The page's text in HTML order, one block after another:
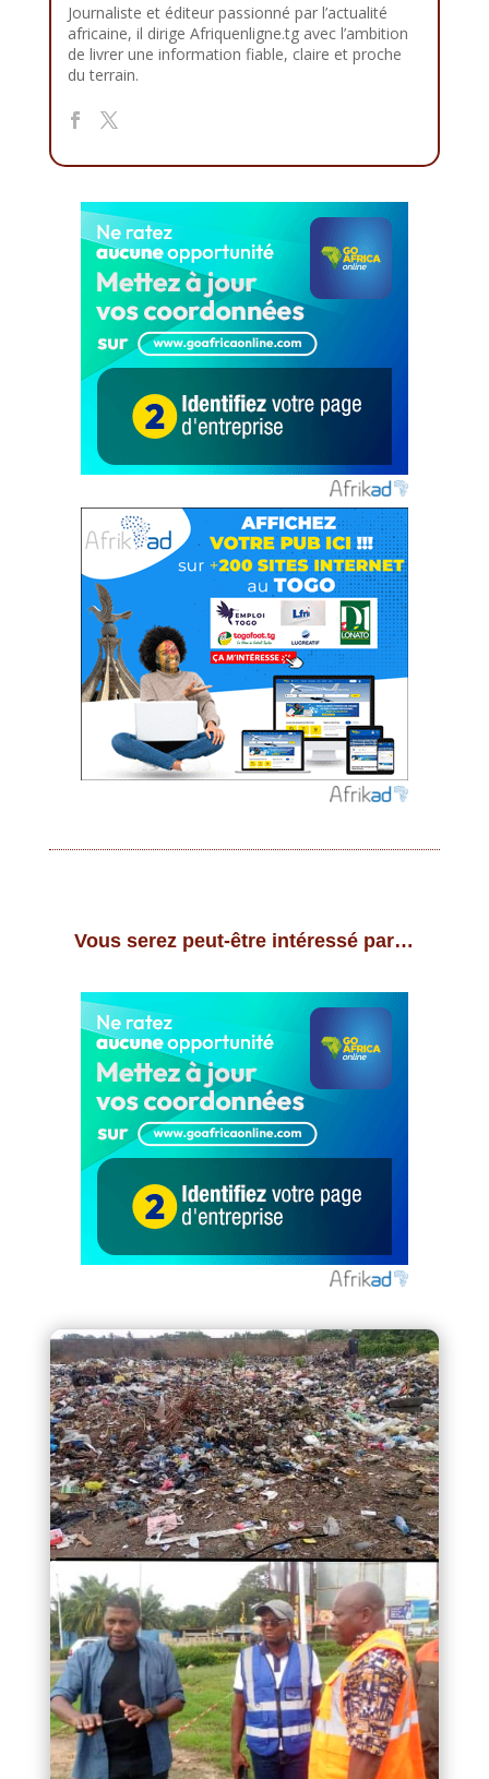
Journaliste et éditeur passionné par l’actualité
africaine, il dirige Afriquenligne.tg avec l’ambition
de livrer une information fiable, claire et proche
du terrain.
Vous serez peut-être intéressé par…